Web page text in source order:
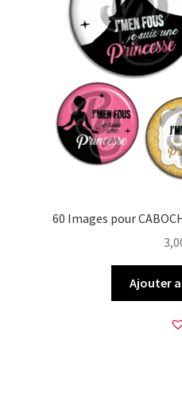
60 Images pour
Ajouter